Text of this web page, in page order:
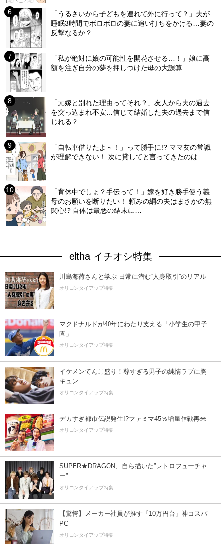
「うるさいから子どもを連れて外に行って？」夫が
睡眠3時間でボロボロの妻に追い打ちをかける…妻の
反撃なるか？
「私が絶対に娘の可能性を開花させる…！」娘に高
額を注ぎ自分の夢を押しつけた母の大誤算
「元嫁と別れた理由ってそれ？」友人から夫の過去
を突っ込まれ不安…信じて結婚した夫の過去まで信
じれる？
「自転車借りたよ～！」って勝手に!? ママ友の常識
が理解できない！ 次に貸してと言ってきたのは…
「育休中でしょ？手伝って！」嫁を好き勝手使う義
母のお願いを断りたい！ 頼みの綱の夫はまさかの無
関心!? 自体は最悪の結末に…
eltha イチオシ特集
川島海荷さんと学ぶ 日常に潜む“人身取引”のリアル
オリコンタイアップ特集
マクドナルドが40年にわたり支える「小学生の甲子
園」
オリコンタイアップ特集
イケメンてんこ盛り！尊すぎる男子の純情ラブに胸
キュン
オリコンタイアップ特集
デカすぎ都市伝説発生!?ファミマ45％増量作戦再来
オリコンタイアップ特集
SUPER★DRAGON、自ら描いた”レトロフューチャ
ー”
オリコンタイアップ特集
【驚愕】メーカー社員が推す「10万円台」神コスパ
PC
オリコンタイアップ特集